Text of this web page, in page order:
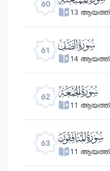
60
13 ആയത്ത്
61 ﯪ
14 ആയത്ത്
62 ﯫ
11 ആയത്ത്
63 ﯬ
11 ആയത്ത്